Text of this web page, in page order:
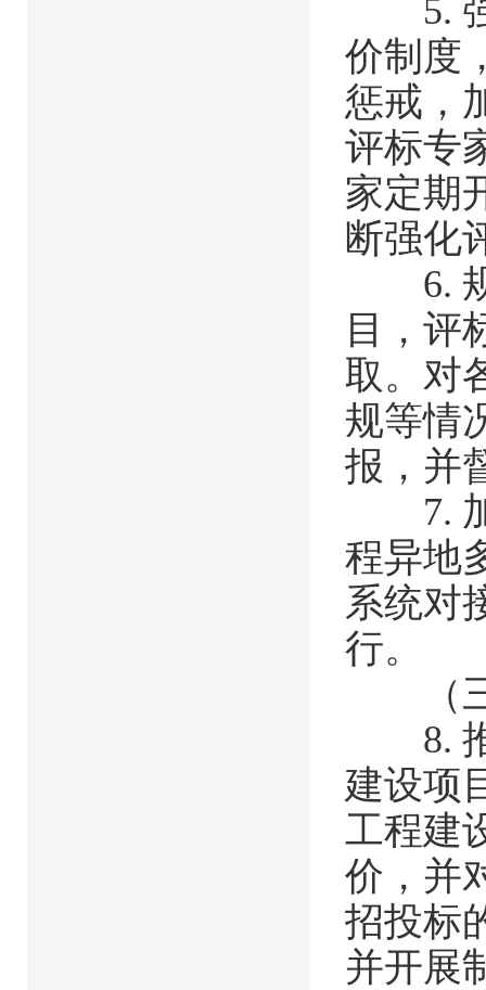
5. 强
价制度
惩戒，
评标专
家定期
断强化
6. 规
目，评
取。对
规等情
报，并
7. 加
程异地
系统对
行。
（三
8. 推
建设项
工程建
价，并
招投标
并开展